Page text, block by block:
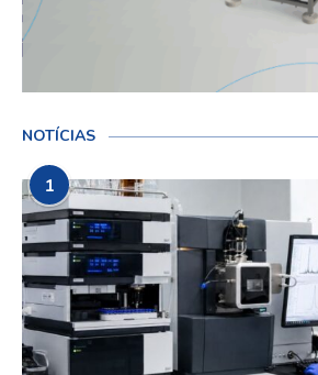
NOTÍCIAS
1